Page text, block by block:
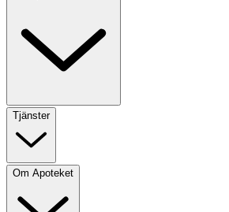
Tjänster
Om Apoteket